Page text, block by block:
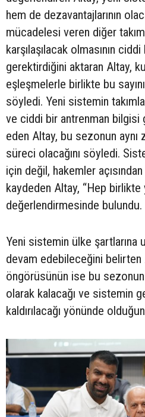
hem de dezavantajlarının
mücadelesi veren diğer
karşılaşılacak olmasının
gerektirdiğini aktaran Altay,
eşleşmelerle birlikte bu
söyledi. Yeni sistemin
ve ciddi bir antrenman
eden Altay, bu sezonun aynı
süreci olacağını söyledi.
için değil, hakemler
kaydeden Altay, “Hep birlikte
değerlendirmesinde bulundu.
Yeni sistemin ülke şartlarına
devam edebileceğini belirten
öngörüsünün ise bu
olarak kalacağı ve sistemin
kaldırılacağı yönünde